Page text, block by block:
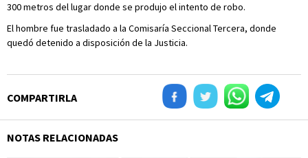
300 metros del lugar donde se produjo el intento de robo.
El hombre fue trasladado a la Comisaría Seccional Tercera, donde
quedó detenido a disposición de la Justicia.
COMPARTIRLA
NOTAS RELACIONADAS